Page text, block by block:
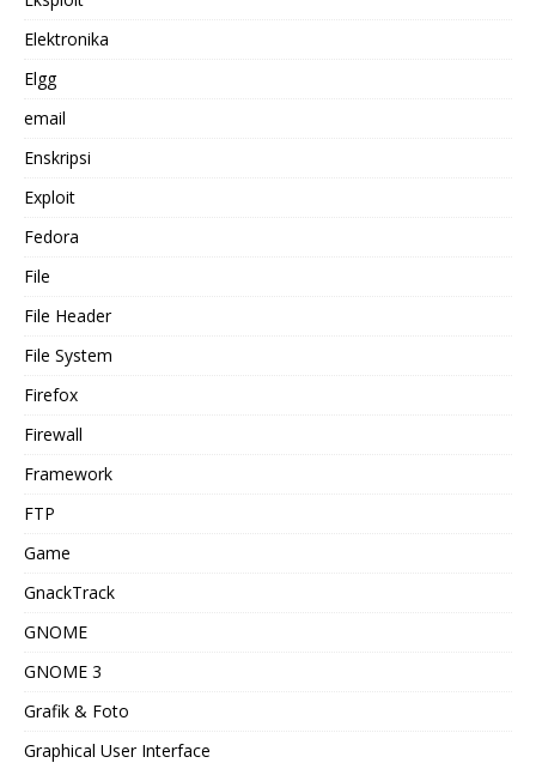
Elektronika
Elgg
email
Enskripsi
Exploit
Fedora
File
File Header
File System
Firefox
Firewall
Framework
FTP
Game
GnackTrack
GNOME
GNOME 3
Grafik & Foto
Graphical User Interface